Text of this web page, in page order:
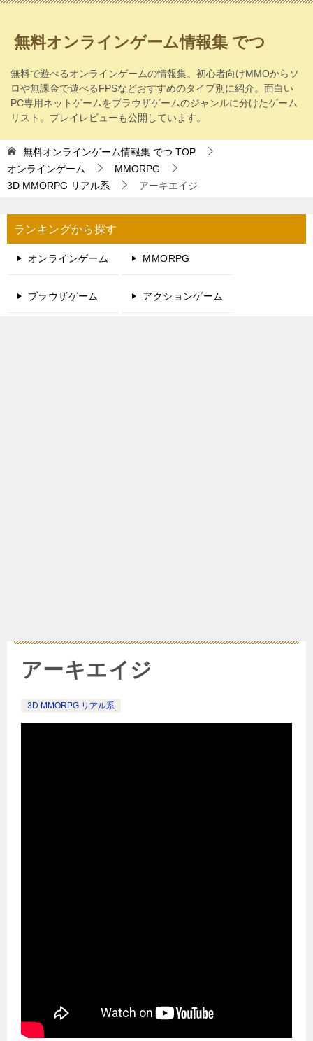
無料オンラインゲーム情報集 でつ
無料で遊べるオンラインゲームの情報集。初心者向けMMOからソ
ロや無課金で遊べるFPSなどおすすめのタイプ別に紹介。面白い
PC専用ネットゲームをブラウザゲームのジャンルに分けたゲーム
リスト。プレイレビューも公開しています。
無料オンラインゲーム情報集 でつ TOP
オンラインゲーム
MMORPG
3D MMORPG リアル系
アーキエイジ
ランキングから探す
オンラインゲーム MMORPG
ブラウザゲーム アクションゲーム
アーキエイジ
3D MMORPG リアル系